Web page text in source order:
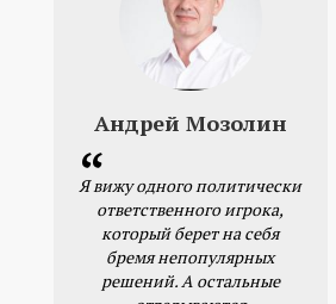
Андрей Мозолин
Я вижу одного политически
ответственного игрока,
который берет на себя
бремя непопулярных
решений. А остальные